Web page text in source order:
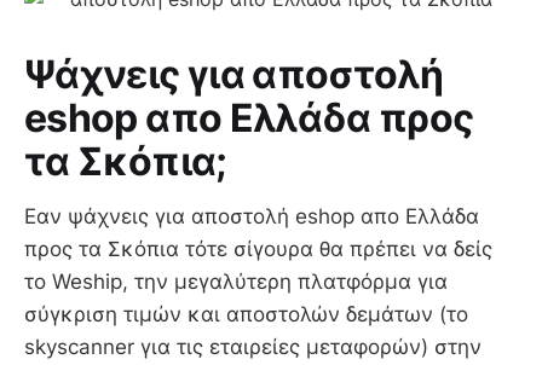
Ψάχνεις για αποστολή
eshop απο Ελλάδα προς
τα Σκόπια;
Εαν ψάχνεις για αποστολή eshop απο Ελλάδα
προς τα Σκόπια τότε σίγουρα θα πρέπει να δείς
το Weship, την μεγαλύτερη πλατφόρμα για
σύγκριση τιμών και αποστολών δεμάτων (το
skyscanner για τις εταιρείες μεταφορών) στην